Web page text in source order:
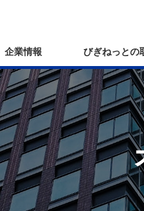
企業情報 びぎねっとの